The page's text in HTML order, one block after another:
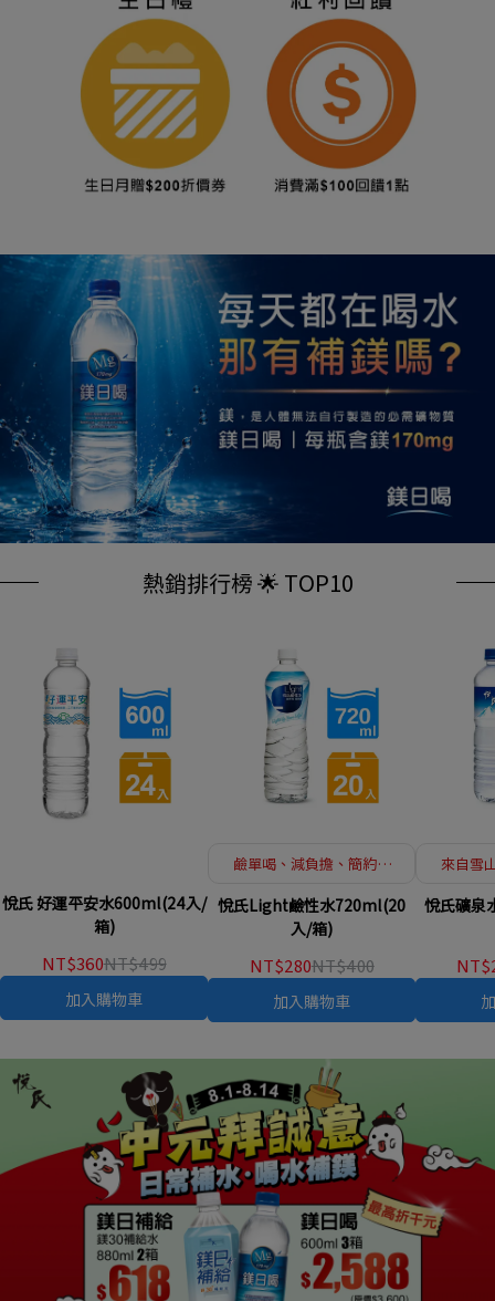
熱銷排行榜 🌟 TOP10
悅氏 好運平安水600ml(24入/
箱)
NT$360NT$499
加入購物車
鹼單喝、減負擔、簡約健
悅氏Light鹼性水720ml(20
入/箱)
NT$280NT$400
加入購物車
來自雪
悅氏礦泉